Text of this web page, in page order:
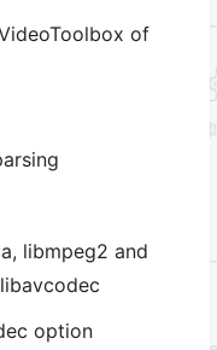
of
libmpeg2 and
option